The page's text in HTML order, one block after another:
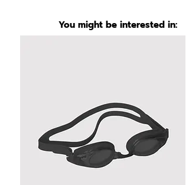
You might be interested in: